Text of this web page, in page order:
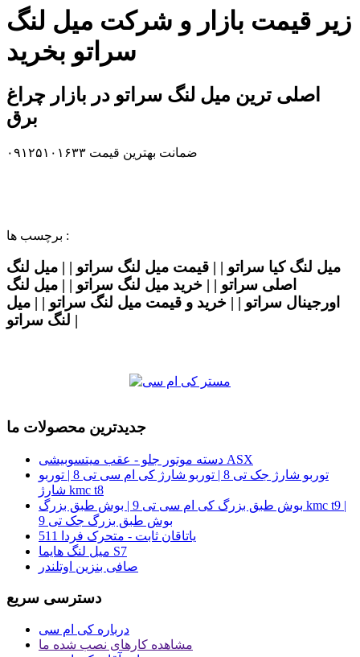
زیر قیمت بازار و شرکت میل لنگ
سراتو بخرید
اصلی ترین میل لنگ سراتو در بازار چراغ
برق
ضمانت بهترین قیمت ۰۹۱۲۵۱۰۱۶۳۳
برچسب ها :
میل لنگ کیا سراتو | | قیمت میل لنگ سراتو | | میل لنگ
اصلی سراتو | | خرید میل لنگ سراتو | | میل لنگ
اورجینال سراتو | | خرید و قیمت میل لنگ سراتو | | میل
لنگ سراتو |
جدیدترین محصولات ما
دسته موتور جلو - عقب میتسوبیشی ASX
توربو شارژ جک تی 8 | توربو شارژ کی ام سی تی 8 | توربو
شارژ kmc t8
بوش طبق بزرگ کی ام سی تی 9 | بوش طبق بزرگ kmc t9 |
بوش طبق بزرگ جک تی 9
یاتاقان ثابت - متحرک فردا 511
میل لنگ هایما S7
صافی بنزین اوتلندر
دسترسی سریع
درباره کی ام سی
مشاهده کارهای نصب شده ما